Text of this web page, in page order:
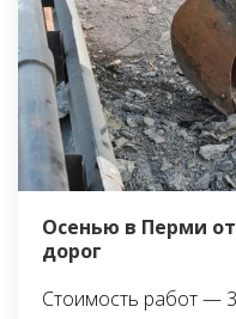
Осенью в Перми
дорог
Стоимость работ —